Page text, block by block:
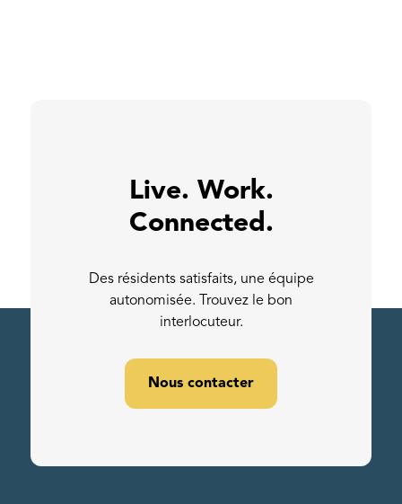
Live. Work.
Connected.
Des résidents satisfaits, une équipe
autonomisée. Trouvez le bon
interlocuteur.
Nous contacter